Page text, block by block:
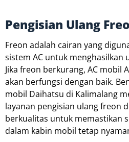
Pengisian Ulang
Freon adalah cairan yang
sistem AC untuk menghasilkan
Jika freon berkurang, AC mobil
akan berfungsi dengan baik.
mobil Daihatsu di Kalimalang
layanan pengisian ulang freon
berkualitas untuk memastikan
dalam kabin mobil tetap